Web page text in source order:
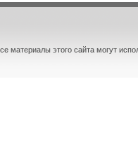
материалы этого сайта могут